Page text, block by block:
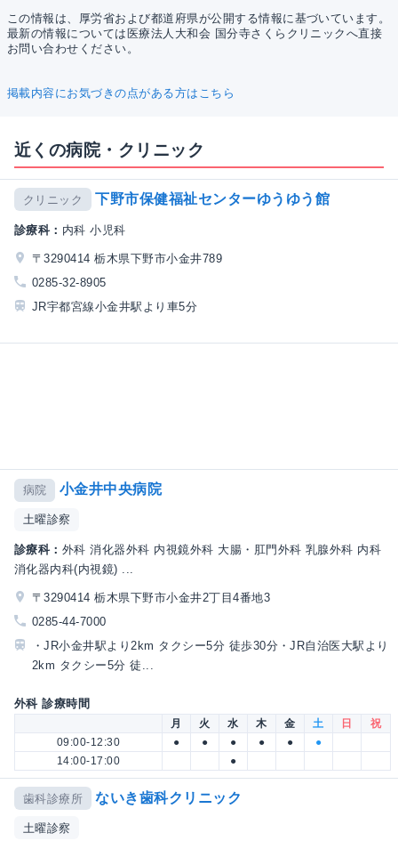
この情報は、厚労省および都道府県が公開する情報に基づいています。
最新の情報については医療法人大和会 国分寺さくらクリニックへ直接
お問い合わせください。
掲載内容にお気づきの点がある方はこちら
近くの病院・クリニック
クリニック 下野市保健福祉センターゆうゆう館
診療科： 内科 小児科
〒3290414 栃木県下野市小金井789
0285-32-8905
JR宇都宮線小金井駅より車5分
病院 小金井中央病院
土曜診察
診療科： 外科 消化器外科 内視鏡外科 大腸・肛門外科 乳腺外科 内科
消化器内科(内視鏡) ...
〒3290414 栃木県下野市小金井2丁目4番地3
0285-44-7000
・JR小金井駅より2km タクシー5分 徒歩30分・JR自治医大駅より
2km タクシー5分 徒...
外科 診療時間
月 火 水 木 金 土 日
祝
09:00-12:30
● ● ● ● ●
●
14:00-17:00
●
歯科診療所 ないき歯科クリニック
土曜診察